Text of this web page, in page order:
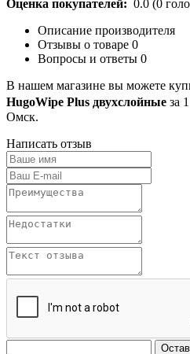
Оценка покупателей: 0.0 (0
Описание производителя
Отзывы о товаре 0
Вопросы и ответы 0
В нашем магазине вы можете
HugoWipe Plus двухслойные за
Омск.
Написать отзыв